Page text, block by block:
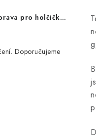
Bavlněná souprava pro holčičku, tmavé květy
Doporučujeme